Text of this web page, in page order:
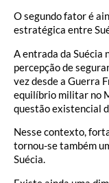
O segundo fator é
estratégica entre
A entrada da Suécia
percepção de
vez desde a Guerra
equilíbrio militar no
questão existencial
Nesse contexto,
tornou-se também
Suécia.